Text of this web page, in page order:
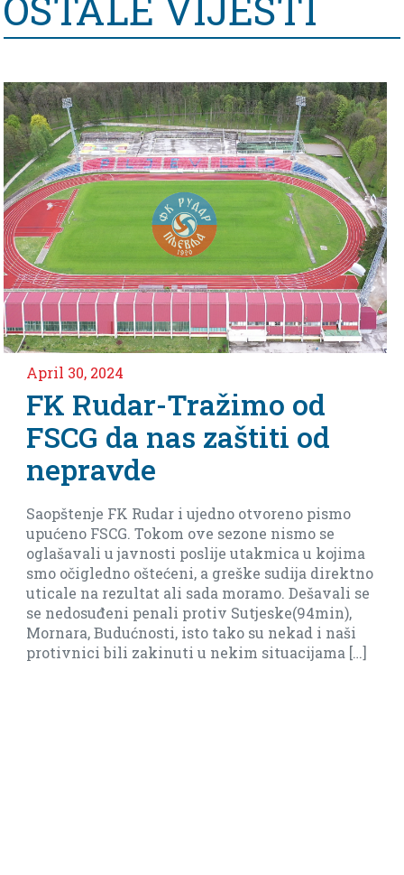
od
od
pismo
se
u kojima
direktno
Dešavali se
i naši
[…]
Nedjeljko
meča protiv ekipe
Arsenala iz Tivta
Imamo dever finala do kraja da
baraža(ostanak bez baraza je
biti realni i reći da je sad daleko).